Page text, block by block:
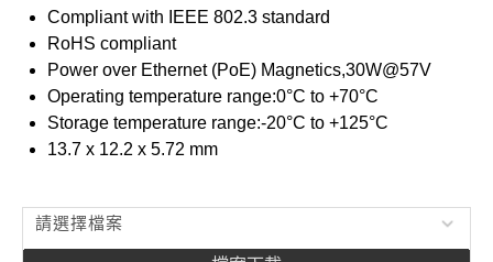
Compliant with IEEE 802.3 standard
RoHS compliant
Power over Ethernet (PoE) Magnetics,30W@57V
Operating temperature range:0°C to +70°C
Storage temperature range:-20°C to +125°C
13.7 x 12.2 x 5.72 mm
請選擇檔案